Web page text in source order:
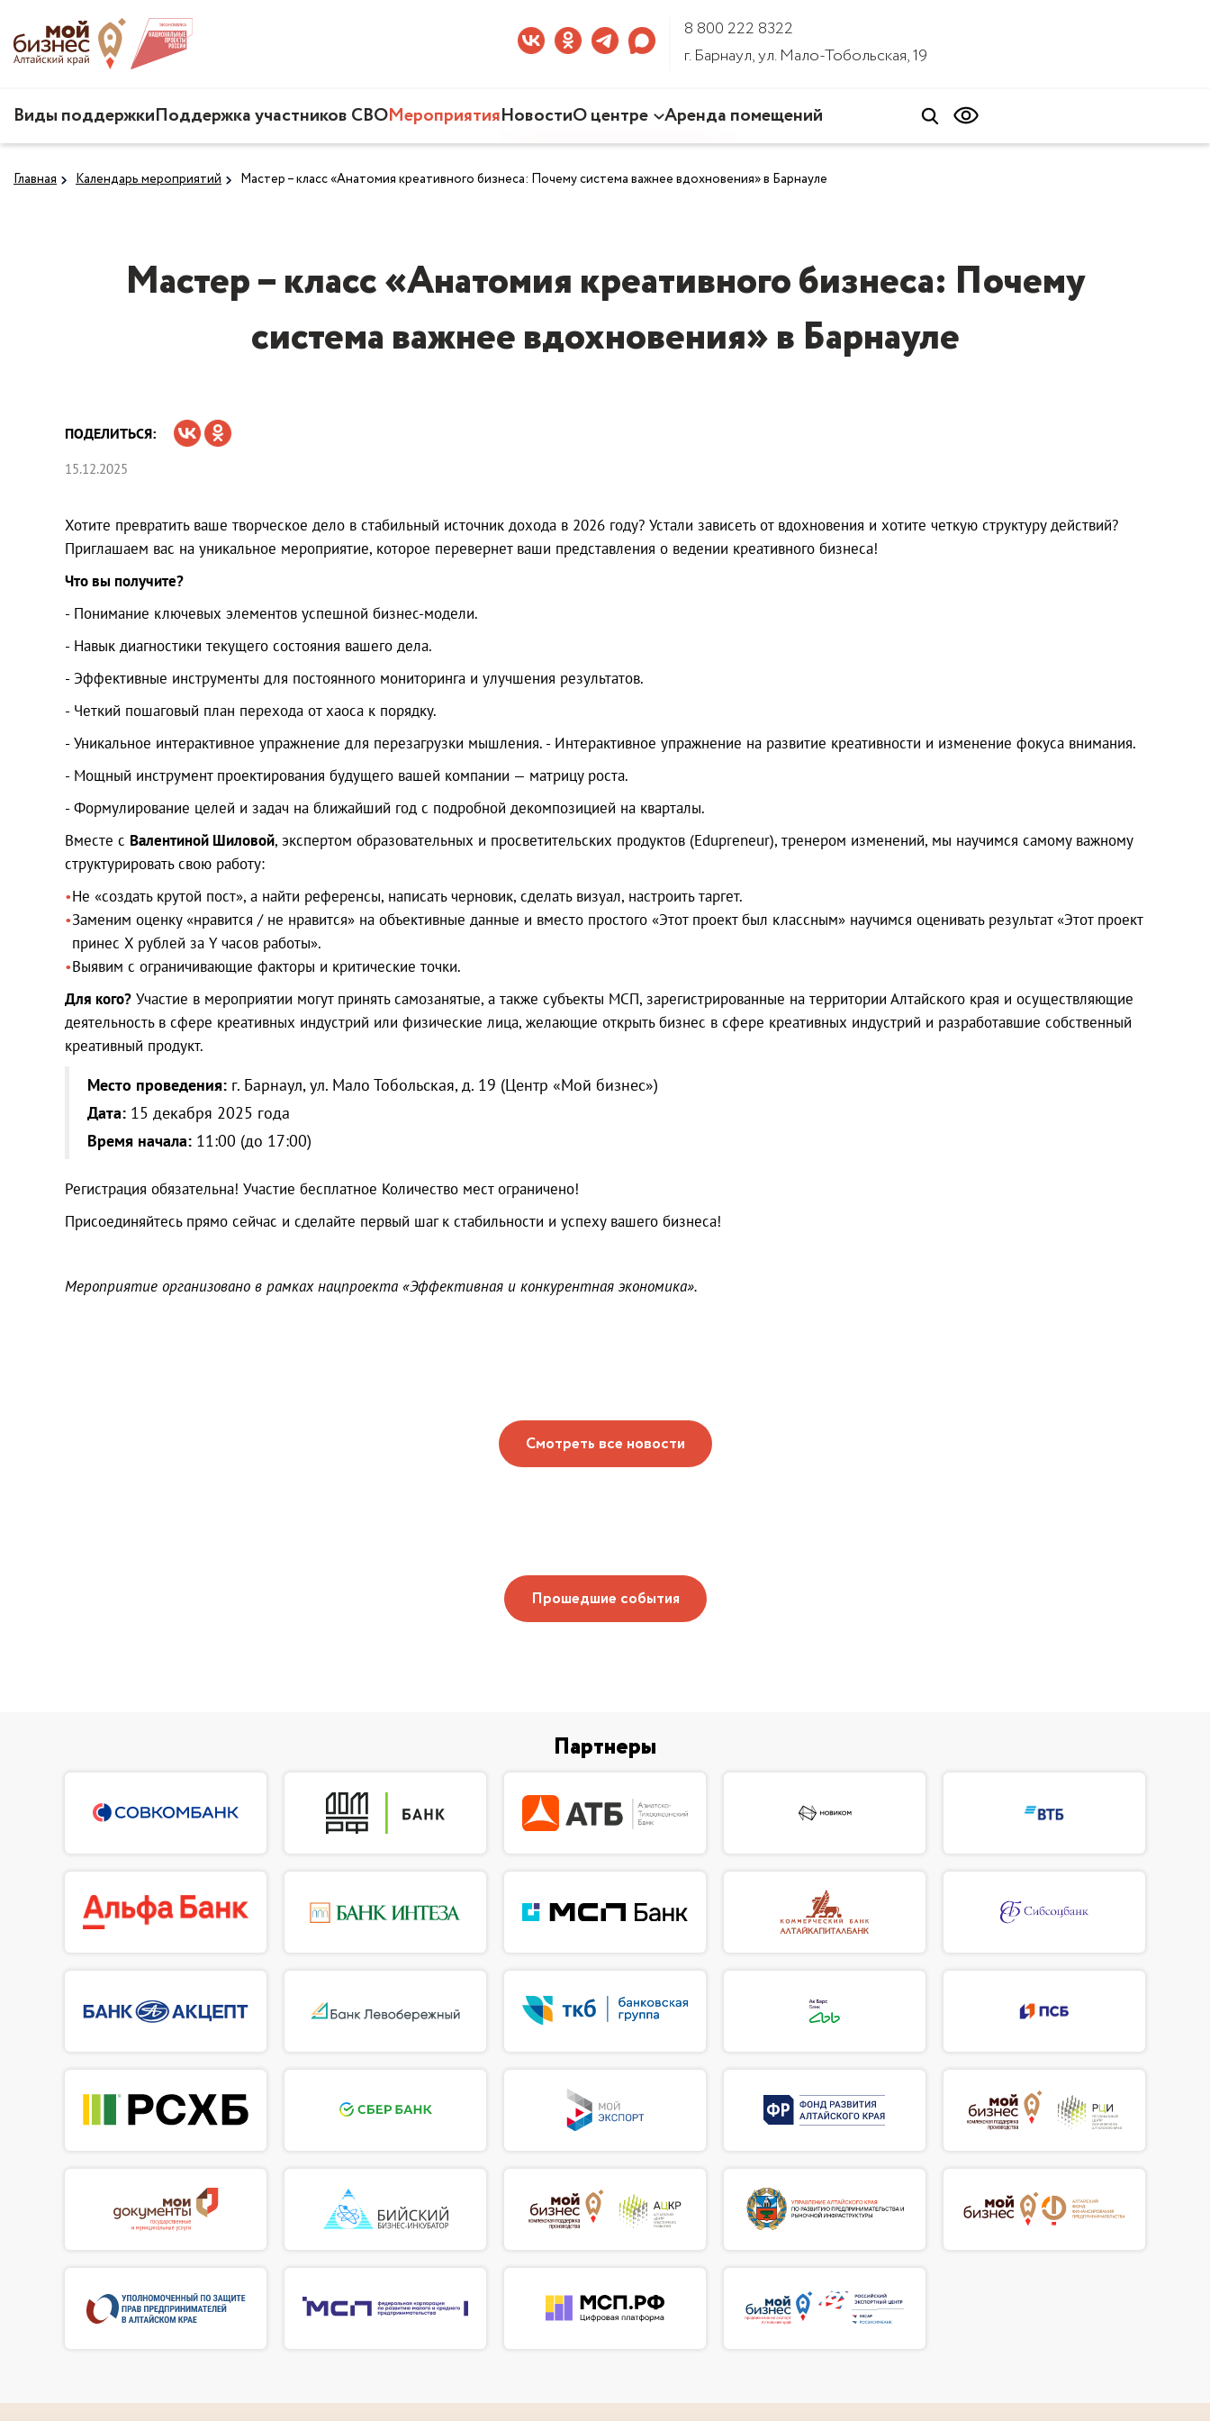
8 800 222 8322
г. Барнаул, ул. Мало-Тобольская, 19
Виды поддержкиПоддержка участников СВОМероприятияНовостиО центре
Команда Центра
Аренда помещений
Главная Календарь мероприятий Мастер – класс «Анатомия креативного бизнеса: Почему система важнее вдохновения» в Барнауле
Мастер – класс «Анатомия креативного бизнеса: Почему
система важнее вдохновения» в Барнауле
ПОДЕЛИТЬСЯ:
15.12.2025
Хотите превратить ваше творческое дело в стабильный источник дохода в 2026 году? Устали зависеть от вдохновения и хотите четкую структуру действий?
Приглашаем вас на уникальное мероприятие, которое перевернет ваши представления о ведении креативного бизнеса!
Что вы получите?
- Понимание ключевых элементов успешной бизнес-модели.
- Навык диагностики текущего состояния вашего дела.
- Эффективные инструменты для постоянного мониторинга и улучшения результатов.
- Четкий пошаговый план перехода от хаоса к порядку.
- Уникальное интерактивное упражнение для перезагрузки мышления. - Интерактивное упражнение на развитие креативности и изменение фокуса внимания.
- Мощный инструмент проектирования будущего вашей компании — матрицу роста.
- Формулирование целей и задач на ближайший год с подробной декомпозицией на кварталы.
Вместе с Валентиной Шиловой, экспертом образовательных и просветительских продуктов (Edupreneur), тренером изменений, мы научимся самому важному
структурировать свою работу:
Не «создать крутой пост», а найти референсы, написать черновик, сделать визуал, настроить таргет.
Заменим оценку «нравится / не нравится» на объективные данные и вместо простого «Этот проект был классным» научимся оценивать результат «Этот проект
принес X рублей за Y часов работы».
Выявим с ограничивающие факторы и критические точки.
Для кого? Участие в мероприятии могут принять самозанятые, а также субъекты МСП, зарегистрированные на территории Алтайского края и осуществляющие
деятельность в сфере креативных индустрий или физические лица, желающие открыть бизнес в сфере креативных индустрий и разработавшие собственный
креативный продукт.
Место проведения: г. Барнаул, ул. Мало Тобольская, д. 19 (Центр «Мой бизнес»)
Дата: 15 декабря 2025 года
Время начала: 11:00 (до 17:00)
Регистрация обязательна! Участие бесплатное Количество мест ограничено!
Присоединяйтесь прямо сейчас и сделайте первый шаг к стабильности и успеху вашего бизнеса!
Мероприятие организовано в рамках нацпроекта «Эффективная и конкурентная экономика».
Смотреть все новости
Прошедшие события
Партнеры